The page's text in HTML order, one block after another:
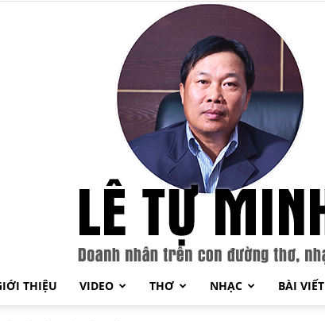
THIỆU VIDEO THƠ NHẠC BÀI VIẾT